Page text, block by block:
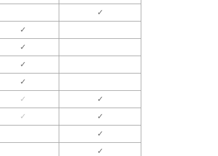
✓
✓
✓
✓
✓
✓
✓
✓
✓
✓
✓